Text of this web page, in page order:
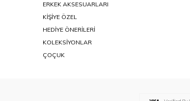
ERKEK AKSESUARLARI
KİŞİYE ÖZEL
HEDİYE ÖNERİLERİ
KOLEKSİYONLAR
ÇOÇUK